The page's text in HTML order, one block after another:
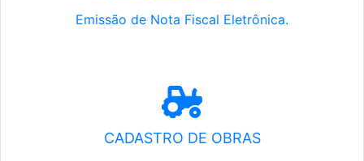
Emissão de Nota Fiscal Eletrônica.
CADASTRO DE OBRAS